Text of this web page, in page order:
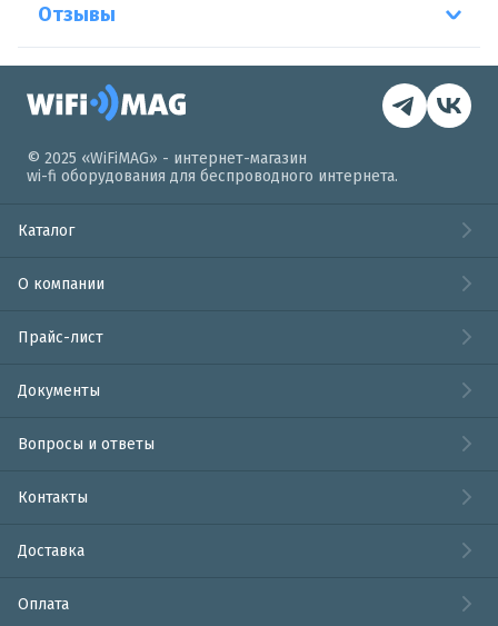
Отзывы
© 2025 «WiFiMAG» - интернет-магазин
wi-fi оборудования для беспроводного интернета.
Каталог
О компании
Прайс-лист
Документы
Вопросы и ответы
Контакты
Доставка
Оплата